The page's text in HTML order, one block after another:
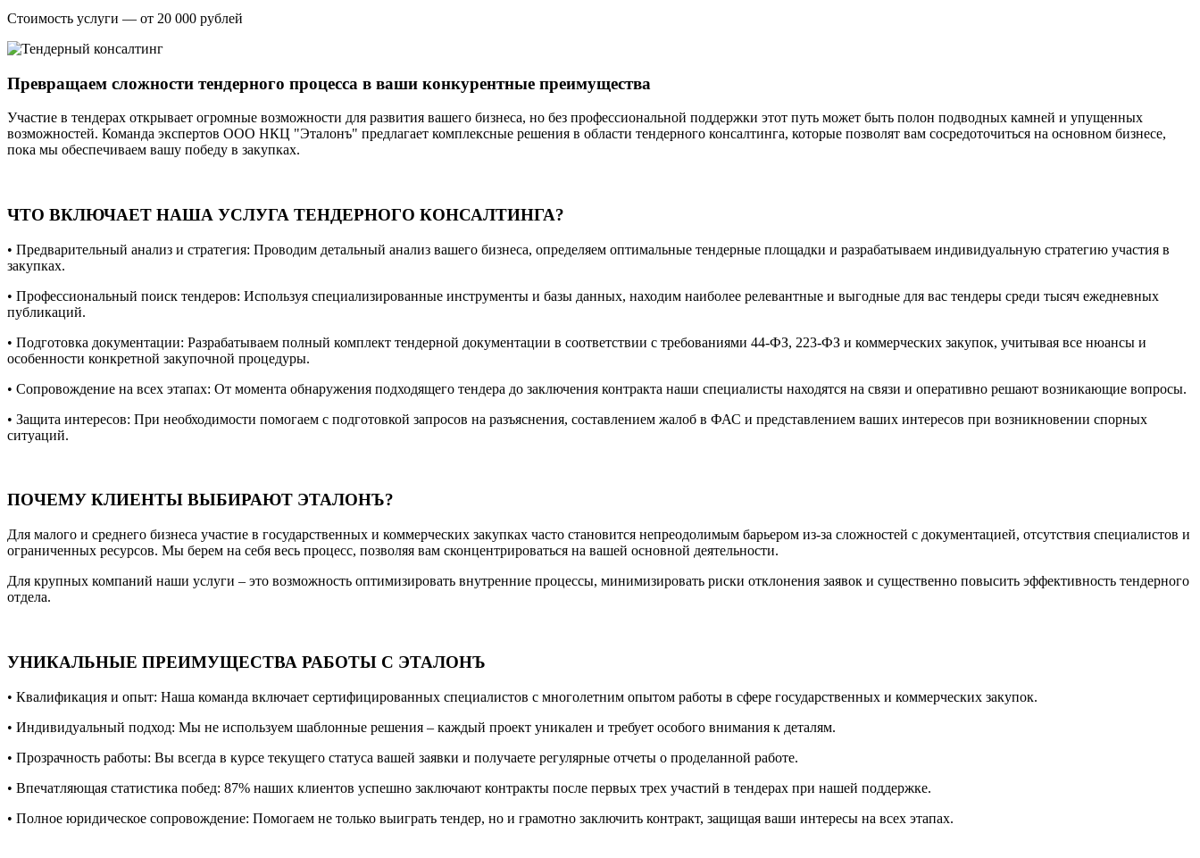
Стоимость услуги — от 20 000 рублей
Превращаем сложности тендерного процесса в ваши конкурентные преимущества
Участие в тендерах открывает огромные возможности для развития вашего бизнеса, но без профессиональной поддержки этот путь может быть полон подводных камней и упущенных
возможностей. Команда экспертов ООО НКЦ "Эталонъ" предлагает комплексные решения в области тендерного консалтинга, которые позволят вам сосредоточиться на основном бизнесе,
пока мы обеспечиваем вашу победу в закупках.
ЧТО ВКЛЮЧАЕТ НАША УСЛУГА ТЕНДЕРНОГО КОНСАЛТИНГА?
• Предварительный анализ и стратегия: Проводим детальный анализ вашего бизнеса, определяем оптимальные тендерные площадки и разрабатываем индивидуальную стратегию участия в
закупках.
• Профессиональный поиск тендеров: Используя специализированные инструменты и базы данных, находим наиболее релевантные и выгодные для вас тендеры среди тысяч ежедневных
публикаций.
• Подготовка документации: Разрабатываем полный комплект тендерной документации в соответствии с требованиями 44-ФЗ, 223-ФЗ и коммерческих закупок, учитывая все нюансы и
особенности конкретной закупочной процедуры.
• Сопровождение на всех этапах: От момента обнаружения подходящего тендера до заключения контракта наши специалисты находятся на связи и оперативно решают возникающие вопросы.
• Защита интересов: При необходимости помогаем с подготовкой запросов на разъяснения, составлением жалоб в ФАС и представлением ваших интересов при возникновении спорных
ситуаций.
ПОЧЕМУ КЛИЕНТЫ ВЫБИРАЮТ ЭТАЛОНЪ?
Для малого и среднего бизнеса участие в государственных и коммерческих закупках часто становится непреодолимым барьером из-за сложностей с документацией, отсутствия специалистов и
ограниченных ресурсов. Мы берем на себя весь процесс, позволяя вам сконцентрироваться на вашей основной деятельности.
Для крупных компаний наши услуги – это возможность оптимизировать внутренние процессы, минимизировать риски отклонения заявок и существенно повысить эффективность тендерного
отдела.
УНИКАЛЬНЫЕ ПРЕИМУЩЕСТВА РАБОТЫ С ЭТАЛОНЪ
• Квалификация и опыт: Наша команда включает сертифицированных специалистов с многолетним опытом работы в сфере государственных и коммерческих закупок.
• Индивидуальный подход: Мы не используем шаблонные решения – каждый проект уникален и требует особого внимания к деталям.
• Прозрачность работы: Вы всегда в курсе текущего статуса вашей заявки и получаете регулярные отчеты о проделанной работе.
• Впечатляющая статистика побед: 87% наших клиентов успешно заключают контракты после первых трех участий в тендерах при нашей поддержке.
• Полное юридическое сопровождение: Помогаем не только выиграть тендер, но и грамотно заключить контракт, защищая ваши интересы на всех этапах.